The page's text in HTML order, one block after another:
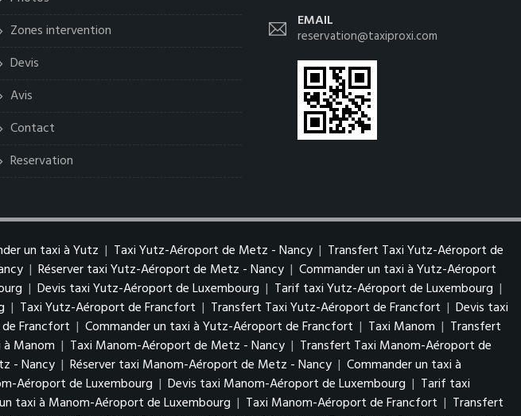
Zones intervention
Devis
Avis
Contact
Reservation
EMAIL
reservation@taxiproxi.com
un taxi à Yutz | Taxi Yutz-Aéroport de Metz - Nancy | Transfert Taxi Yutz-Aéroport de
| Réserver taxi Yutz-Aéroport de Metz - Nancy | Commander un taxi à Yutz-Aéroport
| Devis taxi Yutz-Aéroport de Luxembourg | Tarif taxi Yutz-Aéroport de Luxembourg |
| Taxi Yutz-Aéroport de Francfort | Transfert Taxi Yutz-Aéroport de Francfort | Devis taxi
Francfort | Commander un taxi à Yutz-Aéroport de Francfort | Taxi Manom | Transfert
Manom | Taxi Manom-Aéroport de Metz - Nancy | Transfert Taxi Manom-Aéroport de
- Nancy | Réserver taxi Manom-Aéroport de Metz - Nancy | Commander un taxi à
Aéroport de Luxembourg | Devis taxi Manom-Aéroport de Luxembourg | Tarif taxi
taxi à Manom-Aéroport de Luxembourg | Taxi Manom-Aéroport de Francfort | Transfert